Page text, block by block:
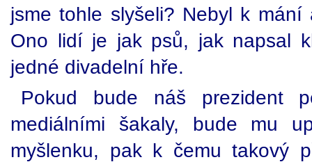
jsme tohle slyšeli? Nebyl k
Ono lidí je jak psů, jak napsal
jedné divadelní hře.
Pokud bude náš prezident
mediálními šakaly, bude mu
myšlenku, pak k čemu takový